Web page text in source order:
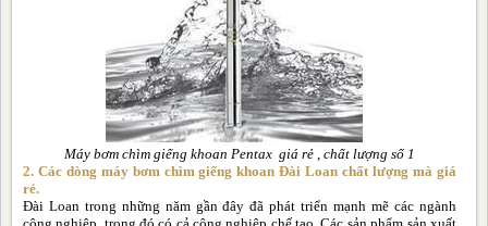
Máy bơm chìm giếng khoan Pentax giá rẻ , chất lượng số 1
2. Các dòng máy bơm chìm giếng khoan Đài Loan chất lượng mà giá
rẻ.
Đài Loan trong những năm gần đây đã phát triển mạnh mẽ các ngành